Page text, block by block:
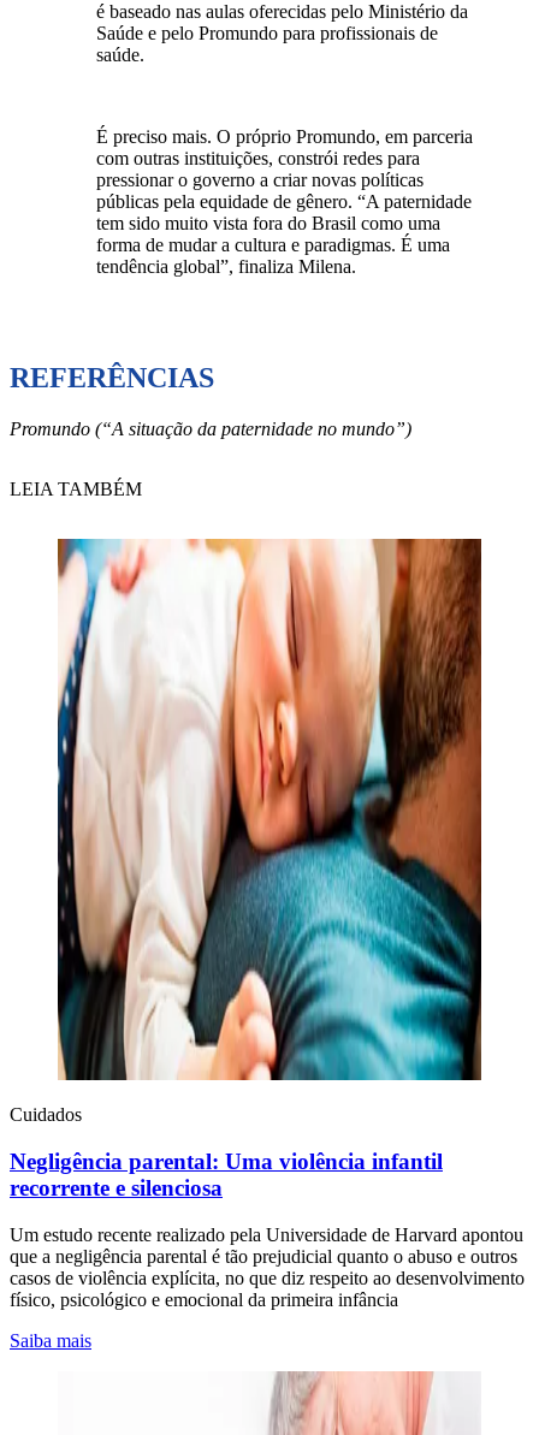
é baseado nas aulas oferecidas pelo Ministério da
Saúde e pelo Promundo para profissionais de
saúde.
É preciso mais. O próprio Promundo, em parceria
com outras instituições, constrói redes para
pressionar o governo a criar novas políticas
públicas pela equidade de gênero. “A paternidade
tem sido muito vista fora do Brasil como uma
forma de mudar a cultura e paradigmas. É uma
tendência global”, finaliza Milena.
REFERÊNCIAS
Promundo (“A situação da paternidade no mundo”)
LEIA TAMBÉM
Cuidados
Negligência parental: Uma violência infantil
recorrente e silenciosa
Um estudo recente realizado pela Universidade de Harvard apontou
que a negligência parental é tão prejudicial quanto o abuso e outros
casos de violência explícita, no que diz respeito ao desenvolvimento
físico, psicológico e emocional da primeira infância
Saiba mais